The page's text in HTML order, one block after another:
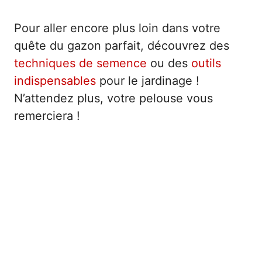
Pour aller encore plus loin dans votre
quête du gazon parfait, découvrez des
techniques de semence ou des outils
indispensables pour le jardinage !
N’attendez plus, votre pelouse vous
remerciera !